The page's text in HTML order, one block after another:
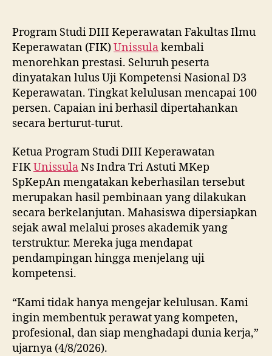
Program Studi DIII Keperawatan Fakultas Ilmu
Keperawatan (FIK)Unissulakembali
menorehkan prestasi. Seluruh peserta
dinyatakan lulus Uji Kompetensi Nasional D3
Keperawatan. Tingkat kelulusan mencapai 100
persen. Capaian ini berhasil dipertahankan
secara berturut-turut.
Ketua Program Studi DIII Keperawatan
FIKUnissulaNs Indra Tri Astuti MKep
SpKepAn mengatakan keberhasilan tersebut
merupakan hasil pembinaan yang dilakukan
secara berkelanjutan. Mahasiswa dipersiapkan
sejak awal melalui proses akademik yang
terstruktur. Mereka juga mendapat
pendampingan hingga menjelang uji
kompetensi.
“Kami tidak hanya mengejar kelulusan. Kami
ingin membentuk perawat yang kompeten,
profesional, dan siap menghadapi dunia kerja,”
ujarnya (4/8/2026).